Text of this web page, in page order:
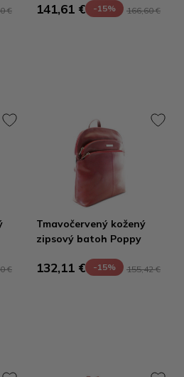
€ 141,61 € -15% 166,60 €
€
Tmavočervený kožený
zipsový batoh Poppy
132,11 € -15% 155,42 €